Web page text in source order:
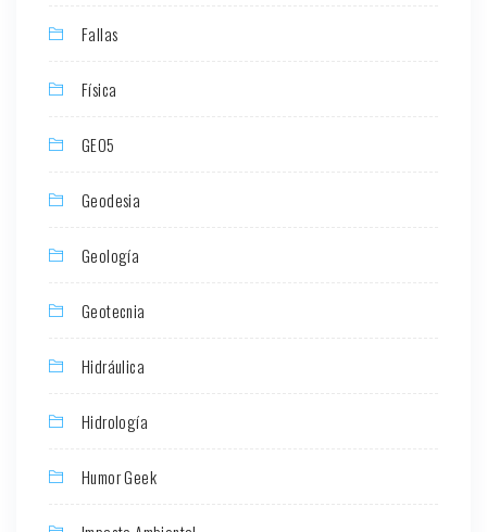
Fallas
Física
GEO5
Geodesia
Geología
Geotecnia
Hidráulica
Hidrología
Humor Geek